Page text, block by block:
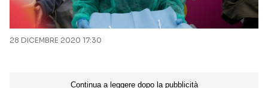
28 DICEMBRE 2020 17:30